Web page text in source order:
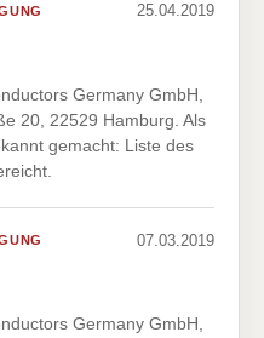
25.04.2019
Germany GmbH,
20, 22529 Hamburg. Als
gemacht: Liste des
07.03.2019
Germany GmbH,